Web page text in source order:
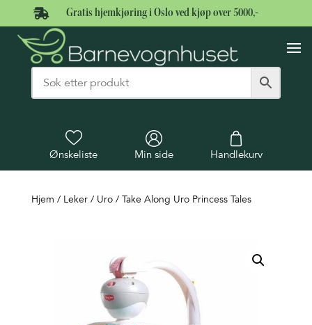
 Gratis hjemkjøring i Oslo ved kjøp over 5000,-
Ønskeliste Min side Handlekurv
Hjem / Leker/ Uro/ Take Along Uro Princess Tales